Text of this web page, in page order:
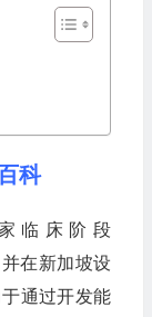
科
临床阶段
在新加坡设
通过开发能